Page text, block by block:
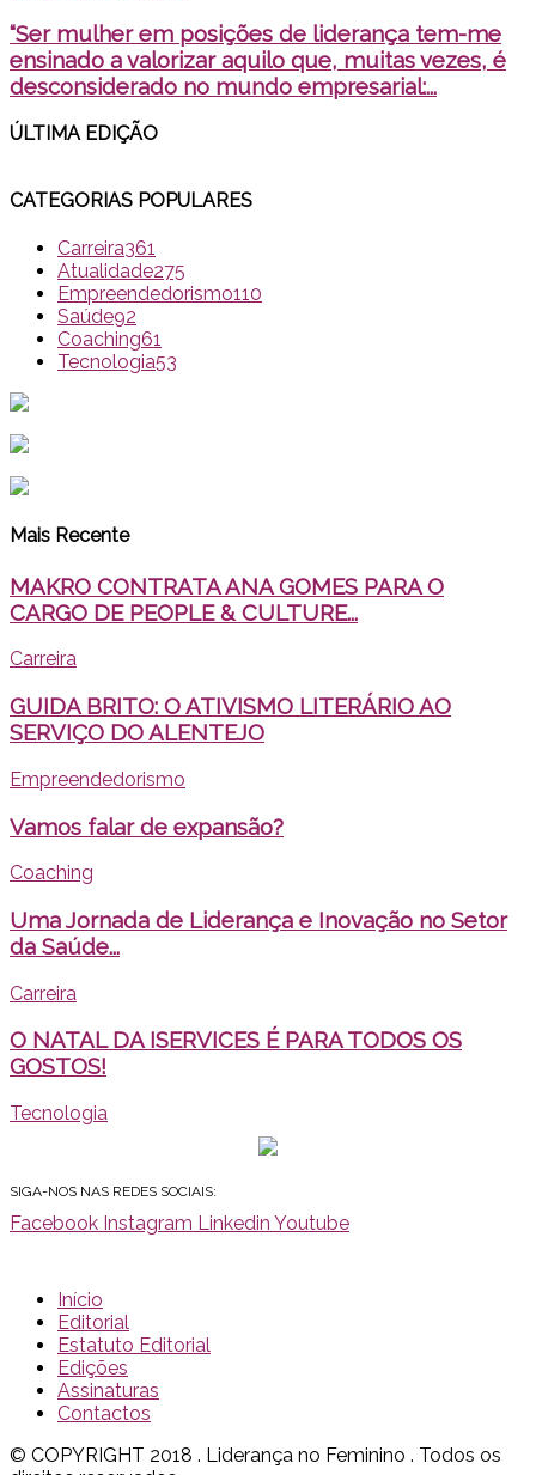
“Ser mulher em posições de liderança tem-me
ensinado a valorizar aquilo que, muitas vezes, é
desconsiderado no mundo empresarial:...
ÚLTIMA EDIÇÃO
CATEGORIAS POPULARES
Carreira361
Atualidade275
Empreendedorismo110
Saúde92
Coaching61
Tecnologia53
Mais Recente
MAKRO CONTRATA ANA GOMES PARA O
CARGO DE PEOPLE & CULTURE...
Carreira
GUIDA BRITO: O ATIVISMO LITERÁRIO AO
SERVIÇO DO ALENTEJO
Empreendedorismo
Vamos falar de expansão?
Coaching
Uma Jornada de Liderança e Inovação no Setor
da Saúde...
Carreira
O NATAL DA ISERVICES É PARA TODOS OS
GOSTOS!
Tecnologia
SIGA-NOS NAS REDES SOCIAIS:
Facebook Instagram Linkedin Youtube
Início
Editorial
Estatuto Editorial
Edições
Assinaturas
Contactos
© COPYRIGHT 2018 . Liderança no Feminino . Todos os